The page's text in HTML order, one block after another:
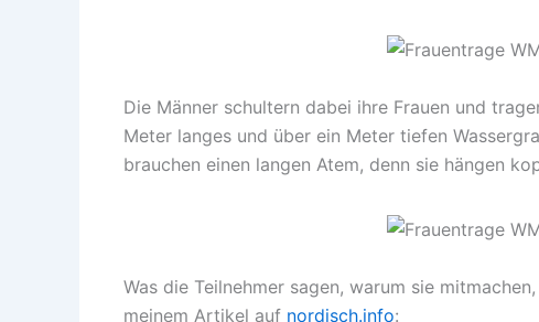
Die Männer schultern dabei ihre Frauen und
Meter langes und über ein Meter tiefen
brauchen einen langen Atem, denn sie hängen
Was die Teilnehmer sagen, warum sie
meinem Artikel auf nordisch.info: